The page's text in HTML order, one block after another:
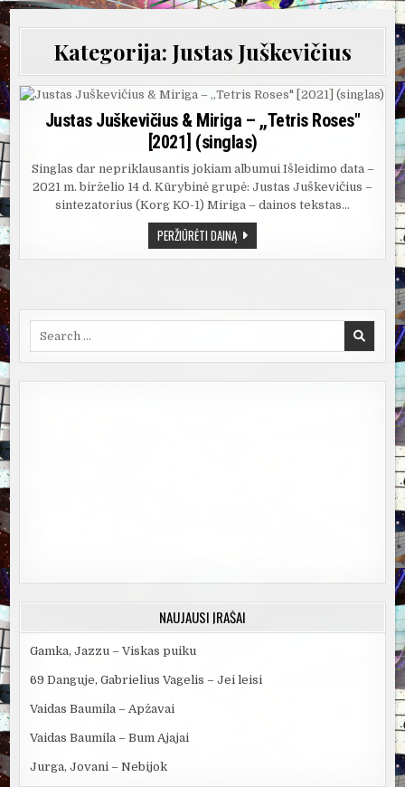
Kategorija: Justas Juškevičius
Justas Juškevičius & Miriga – ,,Tetris Roses"
[2021] (singlas)
Singlas dar nepriklausantis jokiam albumui Išleidimo data –
2021 m. birželio 14 d. Kūrybinė grupė: Justas Juškevičius –
sintezatorius (Korg KO-1) Miriga – dainos tekstas…
PERŽIŪRĖTI DAINĄJUSTAS
JUŠKEVIČIUS
&
[2021]
NAUJAUSI ĮRAŠAI
Gamka, Jazzu – Viskas puiku
69 Danguje, Gabrielius Vagelis – Jei leisi
Vaidas Baumila – Apžavai
Vaidas Baumila – Bum Ajajai
Jurga, Jovani – Nebijok